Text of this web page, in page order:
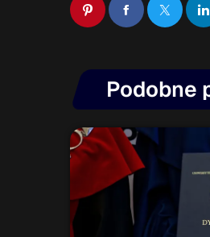
Podobne